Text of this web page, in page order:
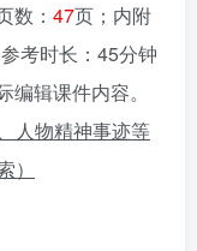
数： 47页；内附
考时长：45分钟
辑课件内容。
人物精神事迹等